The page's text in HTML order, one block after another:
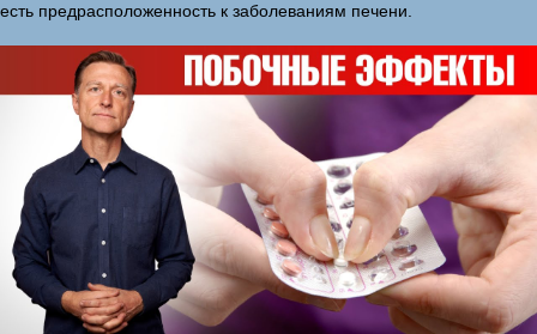
есть предрасположенность к заболеваниям печени.